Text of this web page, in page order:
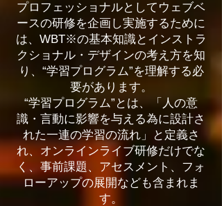
プロフェッショナルとしてウェブベ
ースの研修を企画し実施するために
は、WBT※の基本知識とインストラ
クショナル・デザインの考え方を知
り、“学習プログラム”を理解する必
要があります。
“学習プログラム”とは、「人の意
識・言動に影響を与える為に設計さ
れた一連の学習の流れ」と定義さ
れ、オンラインライブ研修だけでな
く、事前課題、アセスメント、フォ
ローアップの展開なども含まれま
す。